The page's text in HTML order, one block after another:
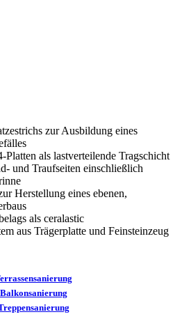
zur Ausbildung eines
als lastverteilende Tragschicht
und Traufseiten einschließlich
Herstellung eines ebenen,
als ceralastic
aus Trägerplatte und Feinsteinzeug